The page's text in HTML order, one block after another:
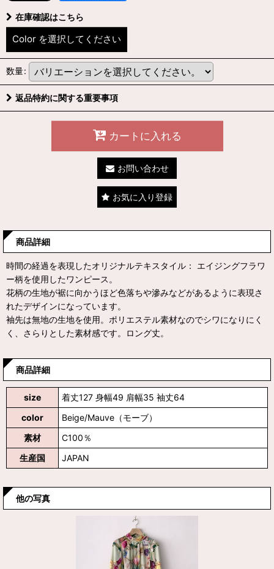
在庫確認はこちら
Color を選択してください
数量:
返品特約に関する重要事項
カートに入れる
お問い合わせ
お気に入り登録
商品詳細
時間の経過を表現したオリジナルテキスタイル： エイジングフラワ
ー柄を使用したワンピース。
花柄の生地が裾に向かうほど色落ちや滲みなどがあるように表現さ
れたデザインになっています。
袖先は無地の生地を使用。ポリエステル素材なのでシワになりにく
く、さらりとした素材感です。ロング丈。
商品詳細
size
着丈127 身幅49 肩幅35 袖丈64
color
Beige/Mauve（モーブ）
素材
C100％
生産国
JAPAN
他の写真